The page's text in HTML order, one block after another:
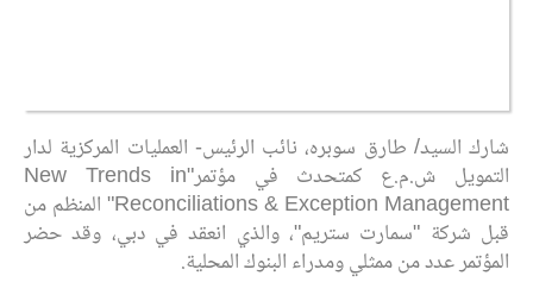
شارك السيد/ طارق سوبره، نائب الرئيس- العمليات المركزية لدار
التمويل ش.م.ع كمتحدث في مؤتمر"New Trends in
Reconciliations & Exception Management" المنظم من
قبل شركة "سمارت ستريم"، والذي انعقد في دبي، وقد حضر
المؤتمر عدد من ممثلي ومدراء البنوك المحلية.